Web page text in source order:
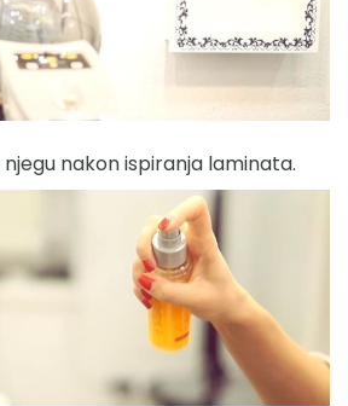
njegu nakon ispiranja laminata.